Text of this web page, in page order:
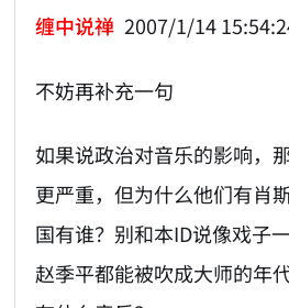
缠中说禅 2007/1/14
不妨再补充一句
如果说政治对音乐的影响，
更严重，但为什么他们有肖
国有谁？别和本ID说像戏子
赵季平都能被吹成大师的年